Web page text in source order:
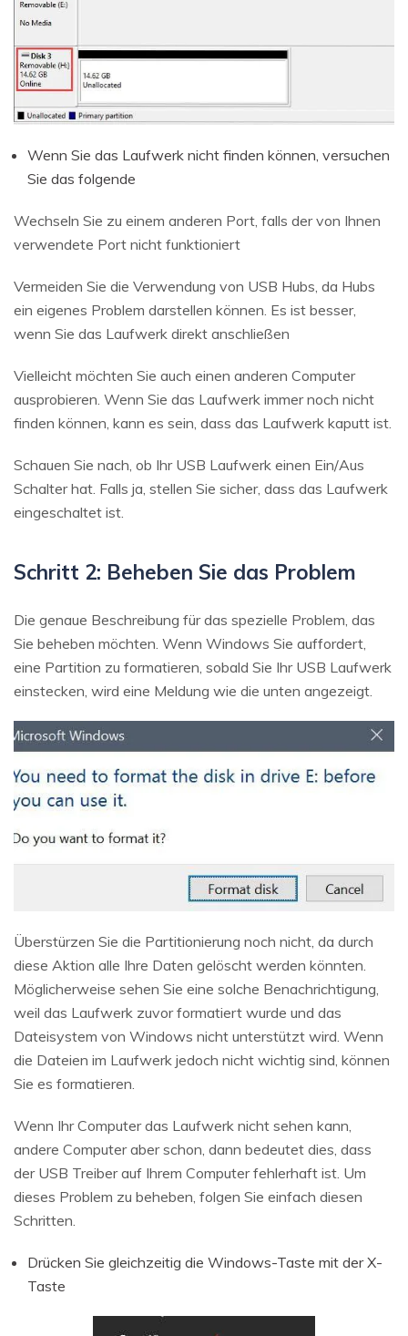
Wenn Sie das Laufwerk nicht finden können, versuchen
Sie das folgende
Wechseln Sie zu einem anderen Port, falls der von Ihnen
verwendete Port nicht funktioniert
Vermeiden Sie die Verwendung von USB Hubs, da Hubs
ein eigenes Problem darstellen können. Es ist besser,
wenn Sie das Laufwerk direkt anschließen
Vielleicht möchten Sie auch einen anderen Computer
ausprobieren. Wenn Sie das Laufwerk immer noch nicht
finden können, kann es sein, dass das Laufwerk kaputt ist.
Schauen Sie nach, ob Ihr USB Laufwerk einen Ein/Aus
Schalter hat. Falls ja, stellen Sie sicher, dass das Laufwerk
eingeschaltet ist.
Schritt 2: Beheben Sie das Problem
Die genaue Beschreibung für das spezielle Problem, das
Sie beheben möchten. Wenn Windows Sie auffordert,
eine Partition zu formatieren, sobald Sie Ihr USB Laufwerk
einstecken, wird eine Meldung wie die unten angezeigt.
Überstürzen Sie die Partitionierung noch nicht, da durch
diese Aktion alle Ihre Daten gelöscht werden könnten.
Möglicherweise sehen Sie eine solche Benachrichtigung,
weil das Laufwerk zuvor formatiert wurde und das
Dateisystem von Windows nicht unterstützt wird. Wenn
die Dateien im Laufwerk jedoch nicht wichtig sind, können
Sie es formatieren.
Wenn Ihr Computer das Laufwerk nicht sehen kann,
andere Computer aber schon, dann bedeutet dies, dass
der USB Treiber auf Ihrem Computer fehlerhaft ist. Um
dieses Problem zu beheben, folgen Sie einfach diesen
Schritten.
Drücken Sie gleichzeitig die Windows-Taste mit der X-
Taste